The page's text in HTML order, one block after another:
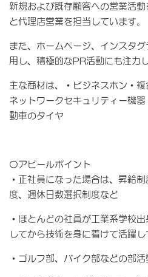
新規および既存顧客への営業活
と代理店営業を担当しています。
また、ホームページ、インスタ
用し、積極的なPR活動にも注力
主な商材は、・ビジネスホン・
ネットワークセキュリティー機
動車のタイヤ
〇アピールポイント
・正社員になった場合は、昇給
度、週休日数選択制度など
・ほとんどの社員が工業系学校
してから技術を身に着けて活躍し
・ゴルフ部、バイク部などの部活